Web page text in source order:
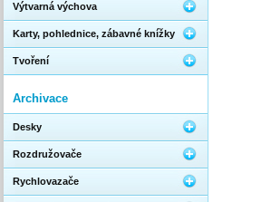
Výtvarná výchova
Karty, pohlednice, zábavné knížky
Tvoření
Archivace
Desky
Rozdružovače
Rychlovazače